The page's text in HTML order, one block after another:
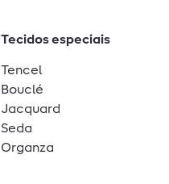
Tecidos especiais
Tencel
Bouclé
Jacquard
Seda
Organza